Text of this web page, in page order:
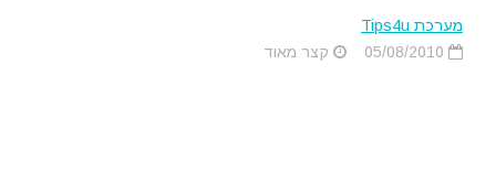
מערכת Tips4u
קצר מאוד